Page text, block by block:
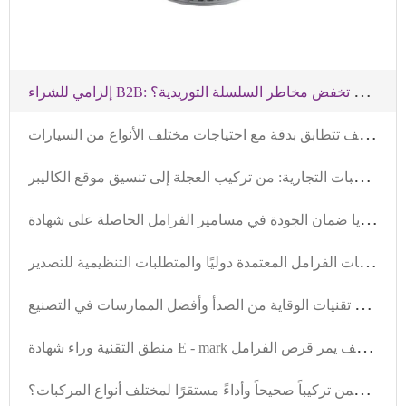
إ
لزامي للشراء B2B: كيف يمكن فترة الضمان والضمان بالكيلومترات للقرصات الفرامل أن تخفض مخاطر السلسلة التوريدية؟
د
ليل اختيار مجموعات مكابح السوق العالمية: كيف تتطابق بدقة مع احتياجات مختلف الأنواع من السيارات
ن
قاط تركيب مجموعات فرامل المركبات التجارية: من تركيب العجلة إلى تنسيق موقع الكاليبر
م
ا هي مزايا ضمان الجودة في مسامير الفرامل الحاصلة على شهادة IATF TS16949؟ دليل أساسي للمشتريات الخارجية
م
عايير تقنية حاسمة لملحقات الفرامل المعتمدة دوليًا والمتطلبات التنظيمية للتصدير
ل
ماذا تُطيل الأقراص الفرامل عالية الجودة عمر المركبة؟ اكتشف تقنيات الوقاية من الصدأ وأفضل الممارسات في التصنيع
م
نطق التقنية وراء شهادة E - mark الأوروبية: كيف يمر قرص الفرامل R90 باختبارات التدهور الحراري والصيانة؟
ح
ل مشكلة توافقية أقراص الفرامل: كيف نضمن تركيباً صحيحاً وأداءً مستقرًا لمختلف أنواع المركبات؟